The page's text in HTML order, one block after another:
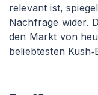
relevant ist,
Nachfrage wider.
den Markt von
beliebtesten